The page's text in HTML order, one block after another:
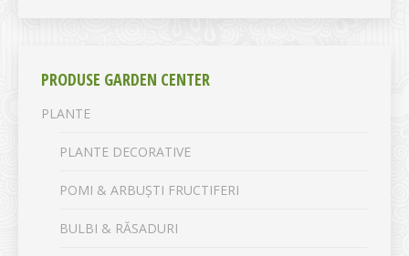
PRODUSE GARDEN CENTER
PLANTE
PLANTE DECORATIVE
POMI & ARBUȘTI FRUCTIFERI
BULBI & RĂSADURI